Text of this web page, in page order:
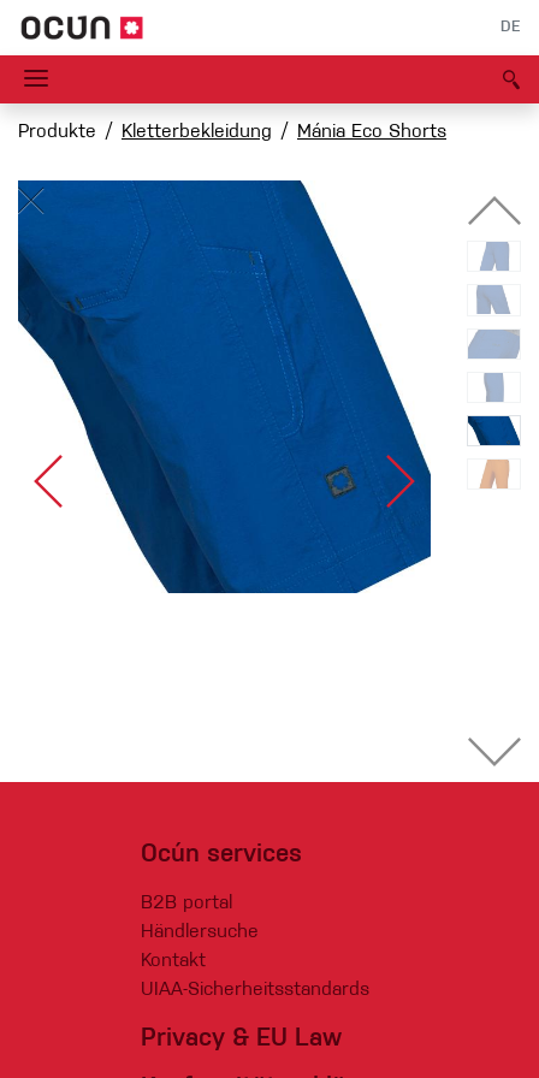
DE
Produkte Kletterbekleidung Mánia Eco Shorts
Ocún services
B2B portal
Händlersuche
Kontakt
UIAA-Sicherheitsstandards
Privacy & EU Law